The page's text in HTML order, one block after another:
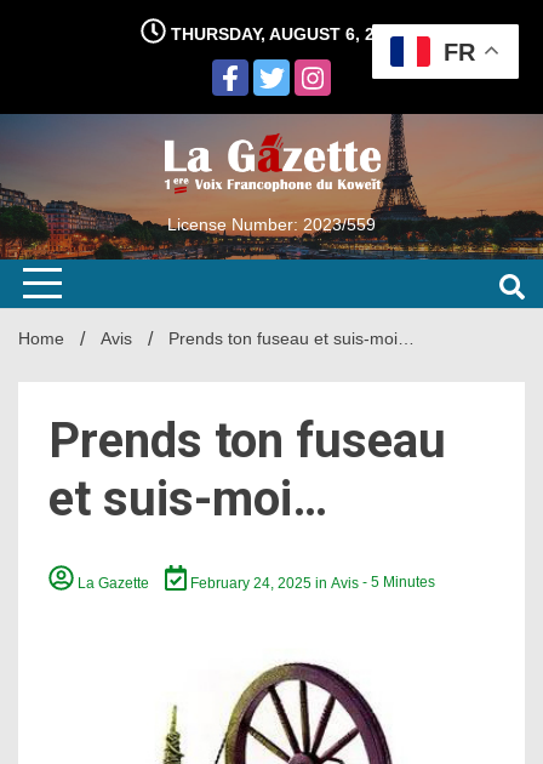
THURSDAY, AUGUST 6, 2026
License Number: 2023/559
Home Avis Prends ton fuseau et suis-moi…
Prends ton fuseau
et suis-moi…
La Gazette February 24, 2025inAvis - 5 Minutes
FR